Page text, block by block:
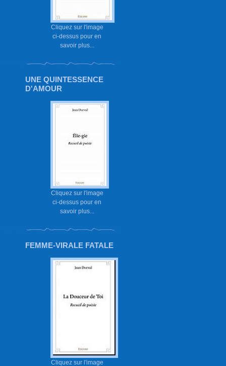
Cliquez sur l'image
ci-dessus pour en
savoir plus...
UNE QUINTESSENCE
D'AMOUR
Cliquez sur l'image
ci-dessus pour en
savoir plus...
FEMME-VIRALE FATALE
Cliquez sur l'image